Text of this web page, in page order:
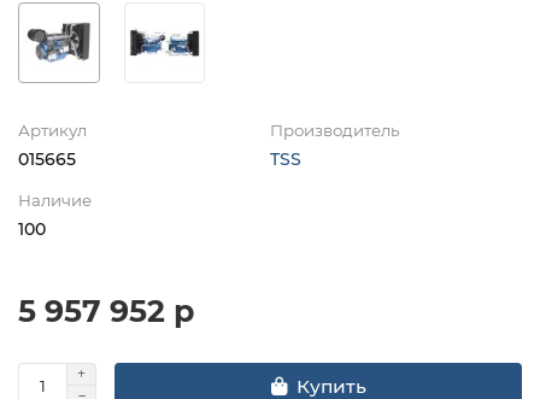
Артикул
015665
Производитель
TSS
Наличие
100
5 957 952 р
Купить